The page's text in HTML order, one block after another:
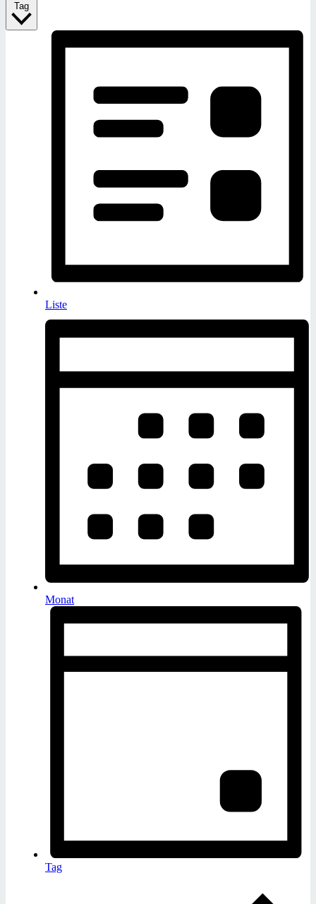
Tag
Liste
Monat
Tag